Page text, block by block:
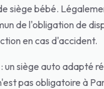
siège bébé.
de l'obligation de
en cas d'accident.
siège auto adapté
pas obligatoire à